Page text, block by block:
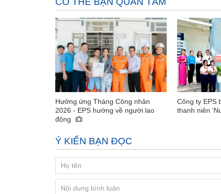
Hưởng ứng Tháng Công nhân
2026 - EPS hướng về người lao
động
Công ty EPS
thanh niên
Ý KIẾN BẠN ĐỌC